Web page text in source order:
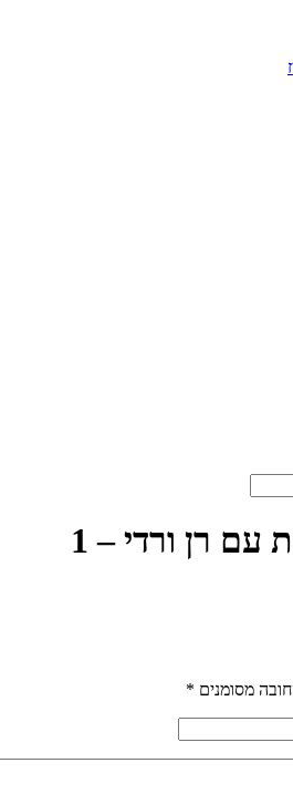
עם רן ורדי – 1
מסומנים *